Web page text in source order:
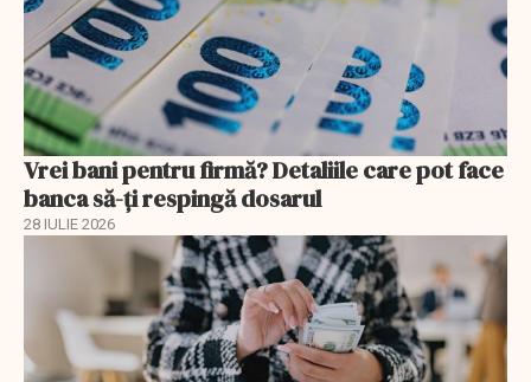
Vrei bani pentru firmă? Detaliile care pot face
banca să-ți respingă dosarul
28 IULIE 2026